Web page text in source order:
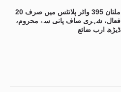
ملتان 395 واٹر پلانٹس میں صرف 20
فعال، شہری صاف پانی سے محروم،
ڈیڑھ ارب ضائع